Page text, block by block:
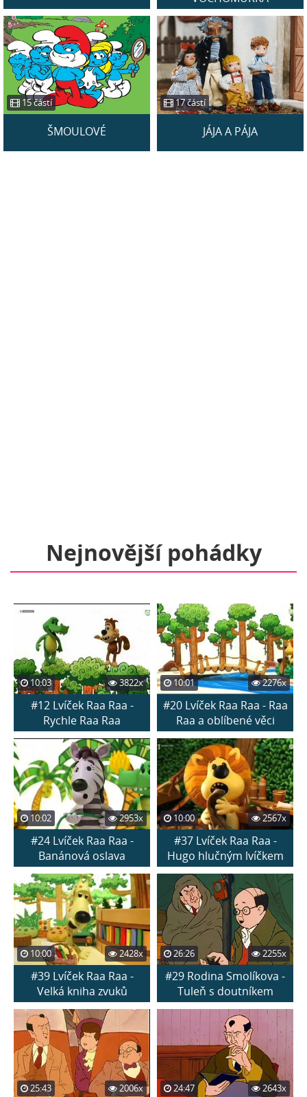
15 částí
ŠMOULOVÉ
17 částí
JÁJA A PÁJA
Nejnovější pohádky
10:03 3822x
#12 Lvíček Raa Raa -
Rychle Raa Raa
10:01 2276x
#20 Lvíček Raa Raa - Raa
Raa a oblíbené věci
10:02 2953x
#24 Lvíček Raa Raa -
Banánová oslava
10:00 2567x
#37 Lvíček Raa Raa -
Hugo hlučným lvíčkem
10:00 2428x
#39 Lvíček Raa Raa -
Velká kniha zvuků
26:26 2255x
#29 Rodina Smolíkova -
Tuleň s doutníkem
25:43 2006x 24:47 2643x